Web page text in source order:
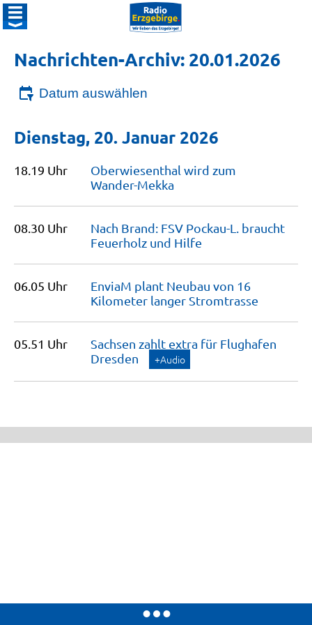
Nachrichten-Archiv: 20.01.2026
Datum auswählen
Dienstag, 20. Januar 2026
18.19 Uhr
Oberwiesenthal wird zum
Wander-Mekka
08.30 Uhr
Nach Brand: FSV Pockau-L. braucht
Feuerholz und Hilfe
06.05 Uhr
EnviaM plant Neubau von 16
Kilometer langer Stromtrasse
05.51 Uhr
Sachsen zahlt extra für Flughafen
Dresden
+Audio